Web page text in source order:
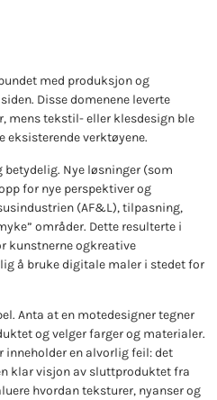
med produksjon og
Disse domenene leverte
mens tekstil- eller klesdesign ble
verktøyene.
betydelig. Nye løsninger (som
for nye perspektiver og
(AF&L), tilpasning,
områder. Dette resulterte i
kunstnerne ogkreative
å bruke digitale maler i stedet for
Anta at en motedesigner tegner
og velger farger og materialer.
inneholder en alvorlig feil: det
klar visjon av sluttproduktet fra
hvordan teksturer, nyanser og